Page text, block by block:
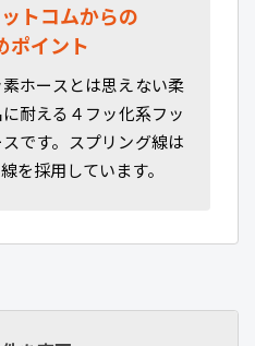
トコムからの
ポイント
ホースとは思えない柔
耐える４フッ化系フッ
です。スプリング線は
を採用しています。